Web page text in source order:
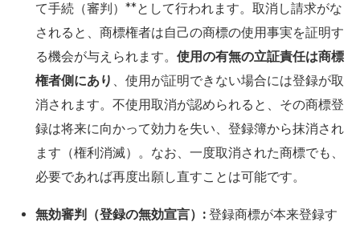
て手続（審判）**として行われます。取消し請求がな
されると、商標権者は自己の商標の使用事実を証明す
る機会が与えられます。 使用の有無の立証責任は商標
権者側にあり 、使用が証明できない場合には登録が取
消されます。不使用取消が認められると、その商標登
録は将来に向かって効力を失い、登録簿から抹消され
ます（権利消滅）。なお、一度取消された商標でも、
必要であれば再度出願し直すことは可能です。
無効審判（登録の無効宣言）: 登録商標が本来登録す